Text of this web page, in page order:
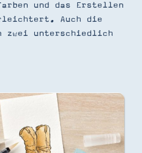
und das Erstellen
Auch die
zwei unterschiedlich